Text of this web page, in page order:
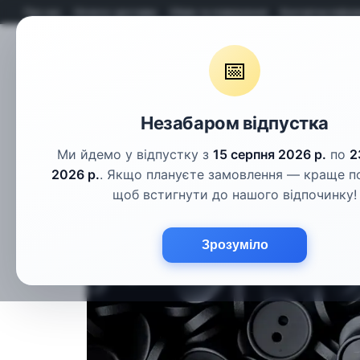
📅
Незабаром відпустка
Ми йдемо у відпустку з 15 серпня 2026 р. по
2026 р.. Якщо плануєте замовлення — краще
щоб встигнути до нашого відпочинку!
Зрозуміло
Про нас Оплата і доставка Обмін та повернення Контактна
Гудзики Шнури